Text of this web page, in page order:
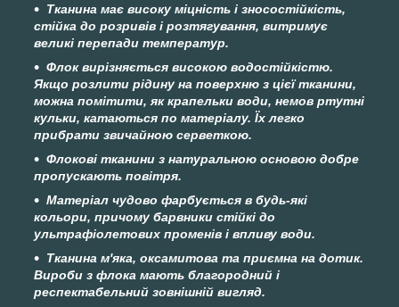
Тканина має високу міцність і зносостійкість,
стійка до розривів і розтягування, витримує
великі перепади температур.
Флок вирізняється високою водостійкістю.
Якщо розлити рідину на поверхню з цієї тканини,
можна помітити, як крапельки води, немов ртутні
кульки, катаються по матеріалу. Їх легко
прибрати звичайною серветкою.
Флокові тканини з натуральною основою добре
пропускають повітря.
Матеріал чудово фарбується в будь-які
кольори, причому барвники стійкі до
ультрафіолетових променів і впливу води.
Тканина м'яка, оксамитова та приємна на дотик.
Вироби з флока мають благородний і
респектабельний зовнішній вигляд.